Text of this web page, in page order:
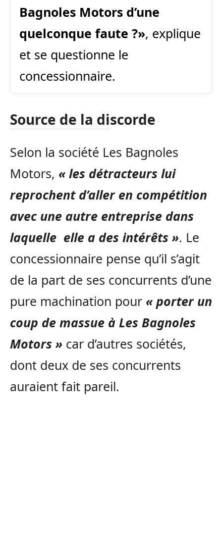
Bagnoles Motors d’une
quelconque faute ?», explique
et se questionne le
concessionnaire.
Source de la discorde
Selon la société Les Bagnoles
Motors, « les détracteurs lui
reprochent d’aller en compétition
avec une autre entreprise dans
laquelle elle a des intérêts ». Le
concessionnaire pense qu’il s’agit
de la part de ses concurrents d’une
pure machination pour « porter un
coup de massue à Les Bagnoles
Motors » car d’autres sociétés,
dont deux de ses concurrents
auraient fait pareil.